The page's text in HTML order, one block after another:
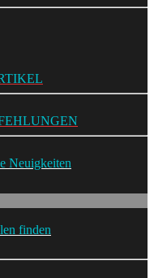
Neuigkeiten
finden